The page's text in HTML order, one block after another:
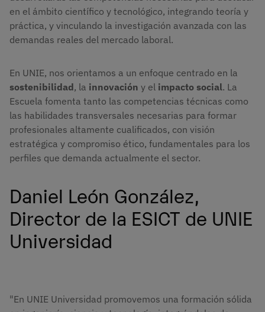
en el ámbito científico y tecnológico, integrando teoría y
práctica, y vinculando la investigación avanzada con las
demandas reales del mercado laboral.
En UNIE, nos orientamos a un enfoque centrado en la
sostenibilidad, la innovación y el impacto social. La
Escuela fomenta tanto las competencias técnicas como
las habilidades transversales necesarias para formar
profesionales altamente cualificados, con visión
estratégica y compromiso ético, fundamentales para los
perfiles que demanda actualmente el sector.
Daniel León González,
Director de la ESICT de UNIE
Universidad
"En UNIE Universidad promovemos una formación sólida